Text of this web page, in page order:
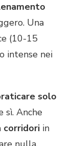
Una
(10-15
intense nei
solo
Anche
corridori in